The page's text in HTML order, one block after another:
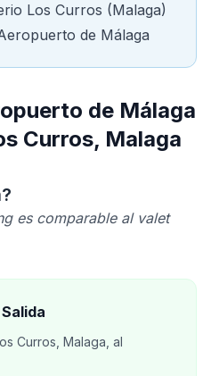
Los Curros (Malaga)
de Málaga
de Málaga
Curros, Malaga
es comparable al valet
Curros, Malaga, al